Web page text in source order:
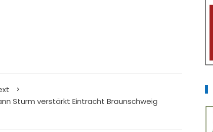
Sturm verstärkt Eintracht Braunschweig